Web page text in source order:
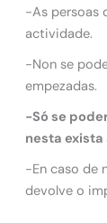
-As persoas
actividade.
-Non se
empezadas.
-Só se
nesta exista
-En caso de
devolve o